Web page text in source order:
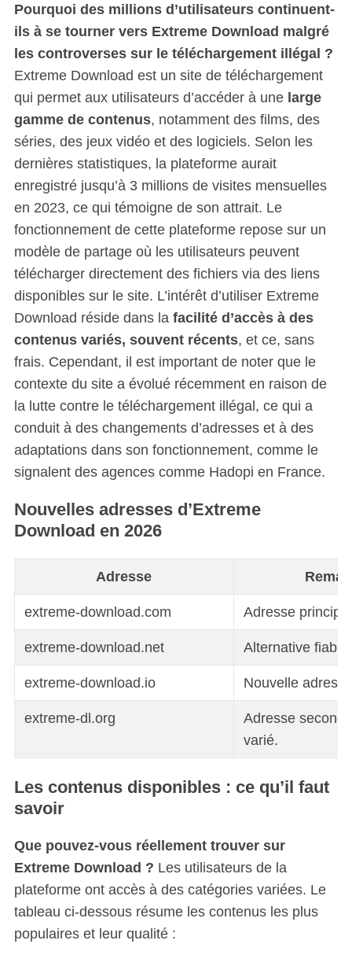
Pourquoi des millions d’utilisateurs continuent-
ils à se tourner vers Extreme Download malgré
les controverses sur le téléchargement illégal ?
Extreme Download est un site de téléchargement
qui permet aux utilisateurs d’accéder à une large
gamme de contenus, notamment des films, des
séries, des jeux vidéo et des logiciels. Selon les
dernières statistiques, la plateforme aurait
enregistré jusqu’à 3 millions de visites mensuelles
en 2023, ce qui témoigne de son attrait. Le
fonctionnement de cette plateforme repose sur un
modèle de partage où les utilisateurs peuvent
télécharger directement des fichiers via des liens
disponibles sur le site. L’intérêt d’utiliser Extreme
Download réside dans la facilité d’accès à des
contenus variés, souvent récents, et ce, sans
frais. Cependant, il est important de noter que le
contexte du site a évolué récemment en raison de
la lutte contre le téléchargement illégal, ce qui a
conduit à des changements d’adresses et à des
adaptations dans son fonctionnement, comme le
signalent des agences comme Hadopi en France.
Nouvelles adresses d’Extreme
Download en 2026
Adresse
extreme-download.com Adresse
extreme-download.net Alternative fiable.
extreme-download.io Nouvelle
extreme-dl.org
Adresse
varié.
Les contenus disponibles : ce qu’il faut
savoir
Que pouvez-vous réellement trouver sur
Extreme Download ? Les utilisateurs de la
plateforme ont accès à des catégories variées. Le
tableau ci-dessous résume les contenus les plus
populaires et leur qualité :